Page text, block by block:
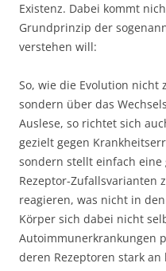
Existenz. Dabei kommt
Grundprinzip der
verstehen will:
So, wie die Evolution nicht
sondern über das
Auslese, so richtet sich
gezielt gegen
sondern stellt einfach eine
Rezeptor-Zufallsvarianten
reagieren, was nicht in
Körper sich dabei nicht
Autoimmunerkrankungen
deren Rezeptoren stark